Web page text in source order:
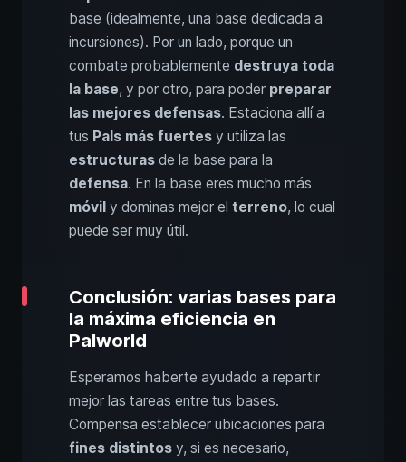
base (idealmente, una base dedicada a
incursiones). Por un lado, porque un
combate probablemente destruya toda
la base, y por otro, para poder preparar
las mejores defensas. Estaciona allí a
tus Pals más fuertes y utiliza las
estructuras de la base para la
defensa. En la base eres mucho más
móvil y dominas mejor el terreno, lo cual
puede ser muy útil.
Conclusión: varias bases para
la máxima eficiencia en
Palworld
Esperamos haberte ayudado a repartir
mejor las tareas entre tus bases.
Compensa establecer ubicaciones para
fines distintos y, si es necesario,